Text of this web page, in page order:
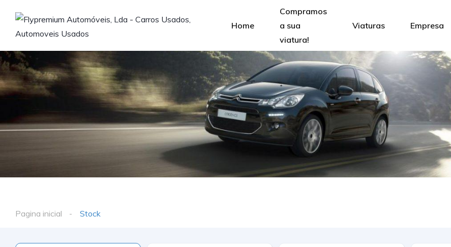
Home
Compramos
a sua
viatura!
Viaturas Empresa
Pagina inicial Stock